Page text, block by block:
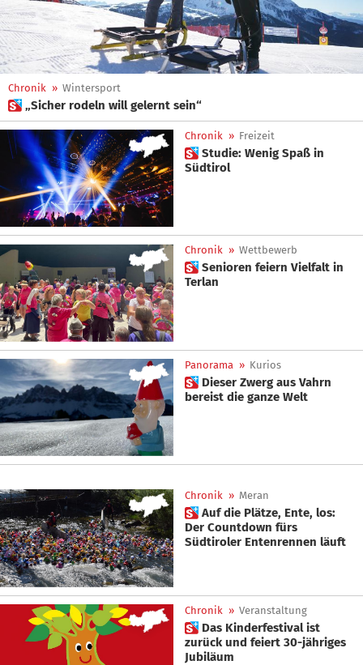
Chronik » Wintersport
 „Sicher rodeln will gelernt sein“
Chronik » Freizeit
 Studie: Wenig Spaß in
Südtirol
Chronik » Wettbewerb
 Senioren feiern Vielfalt in
Terlan
Panorama » Kurios
 Dieser Zwerg aus Vahrn
bereist die ganze Welt
Chronik » Meran
 Auf die Plätze, Ente, los:
Der Countdown fürs
Südtiroler Entenrennen läuft
Chronik » Veranstaltung
 Das Kinderfestival ist
zurück und feiert 30-jähriges
Jubiläum